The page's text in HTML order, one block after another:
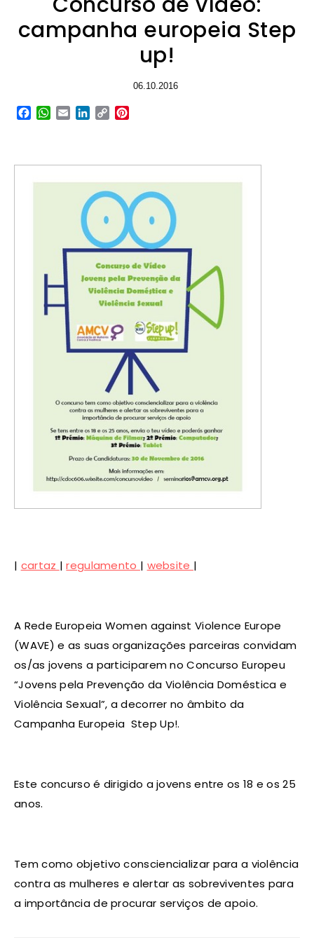
campanha europeia Step
up!
06.10.2016
Facebook
WhatsApp
EmailLinkedIn
Copy
| cartaz |regulamento | website |
A Rede Europeia Women against Violence Europe
(WAVE) e as suas organizações parceiras convidam
os/as jovens a participarem no Concurso Europeu
“Jovens pela Prevenção da Violência Doméstica e
Violência Sexual”, a decorrer no âmbito da
Campanha Europeia Step Up!.
Este concurso é dirigido a jovens entre os 18 e os 25
anos.
Tem como objetivo consciencializar para a violência
contra as mulheres e alertar as sobreviventes para
a importância de procurar serviços de apoio.